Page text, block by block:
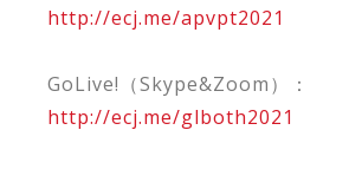
http://ecj.me/apvpt2021
GoLive!（Skype&Zoom）：
http://ecj.me/glboth2021